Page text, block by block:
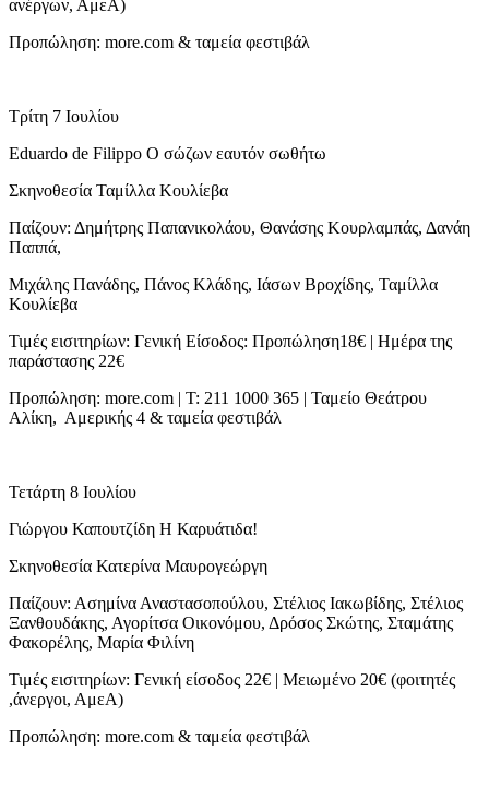
ανέργων, ΑμεΑ)
Προπώληση: more.com & ταμεία φεστιβάλ
Τρίτη 7 Ιουλίου
Eduardo de Filippo Ο σώζων εαυτόν σωθήτω
Σκηνοθεσία Ταμίλλα Κουλίεβα
Παίζουν: Δημήτρης Παπανικολάου, Θανάσης Κουρλαμπάς, Δανάη
Παππά,
Μιχάλης Πανάδης, Πάνος Κλάδης, Ιάσων Βροχίδης, Ταμίλλα
Κουλίεβα
Τιμές εισιτηρίων: Γενική Είσοδος: Προπώληση18€ | Ημέρα της
παράστασης 22€
Προπώληση: more.com | Τ: 211 1000 365 | Ταμείο Θεάτρου
Αλίκη, Αμερικής 4 & ταμεία φεστιβάλ
Τετάρτη 8 Ιουλίου
Γιώργου Καπουτζίδη Η Καρυάτιδα!
Σκηνοθεσία Κατερίνα Μαυρογεώργη
Παίζουν: Ασημίνα Αναστασοπούλου, Στέλιος Ιακωβίδης, Στέλιος
Ξανθουδάκης, Αγορίτσα Οικονόμου, Δρόσος Σκώτης, Σταμάτης
Φακορέλης, Μαρία Φιλίνη
Τιμές εισιτηρίων: Γενική είσοδος 22€ | Μειωμένο 20€ (φοιτητές
,άνεργοι, ΑμεΑ)
Προπώληση: more.com & ταμεία φεστιβάλ